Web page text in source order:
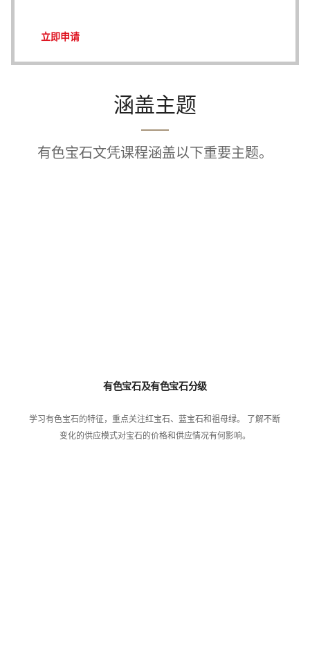
立即申请
涵盖主题
有色宝石文凭课程涵盖以下重要主题。
有色宝石及有色宝石分级
学习有色宝石的特征，重点关注红宝石、蓝宝石和祖母绿。 了解不断
变化的供应模式对宝石的价格和供应情况有何影响。